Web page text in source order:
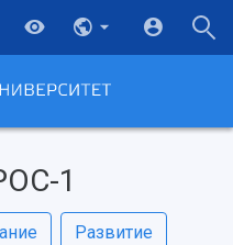
1
Развитие